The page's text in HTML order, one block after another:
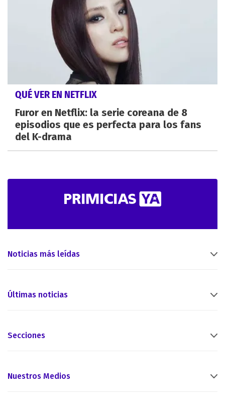
QUÉ VER EN NETFLIX
Furor en Netflix: la serie coreana de 8
episodios que es perfecta para los fans
del K-drama
Noticias más leídas
Últimas noticias
Secciones
Nuestros Medios